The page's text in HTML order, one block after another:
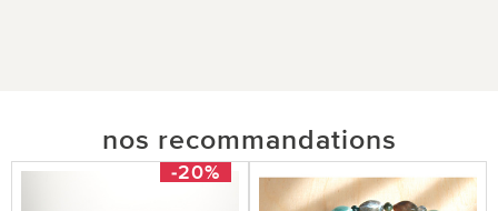
nos recommandations
-20%